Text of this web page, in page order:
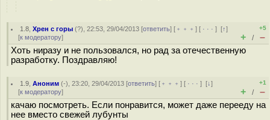
1.8 ,Хрен с горы (?), 22:53, 29/04/2013 [ответить] [ ﹢﹢﹢] [ · · ·][↑]
[к модератору]
+5
+ / –
Хоть ниразу и не пользовался, но рад за отечественную
разработку. Поздравляю!
1.9 ,Аноним (-), 23:20, 29/04/2013 [ответить] [ ﹢﹢﹢] [ · · ·][↓]
[к модератору]
+1
+ / –
качаю посмотреть. Если понравится, может даже перееду на
нее вместо свежей лубунты